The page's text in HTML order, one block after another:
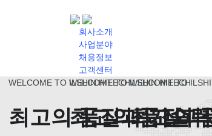
회사소개
사업분야
채용정보
고객센터
WELCOME TO ILSHIN HITECH
최고의 품질과 기술력
WELCOME TO ILSHIN HITECH
최고의 품질과
WELCOME TO
최고의